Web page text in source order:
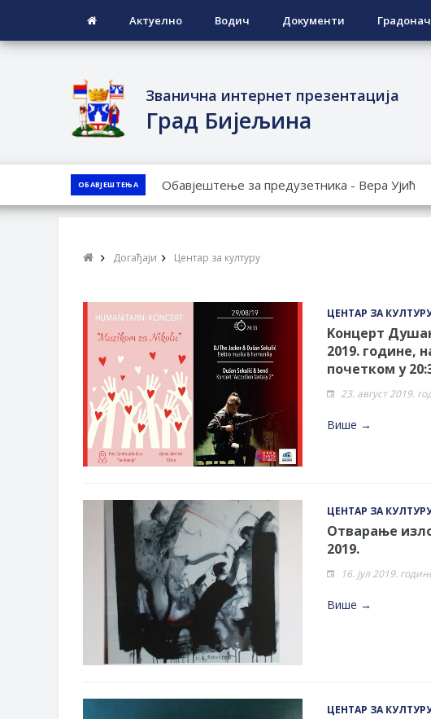
Актуелно Водич Документи
Званична интернет презентација
Град Бијељина
ОБАВЈЕШТЕЊА
ЈАВНИ ПОЗИВ ЗА ПРИЈАВУ НЕПРОПИСНОГ
ЈАВНИ КОНКУРС ЗА ДОДЈЕЛУ
ПРЕЛИМИНАРНA РАНГ ЛИСТA КАНДИДАТА
СОЦИЈАЛНЕ ПОТРЕБЕ
Oд 27. јула пријем захтјева за новчану
Обрасци захтјева за регресирано гориво
Захтјев за издавање ПОНОСНЕ КАРТИЦЕ
Обавјештење о забрани саобраћаја 6. и 7.
Обавјештење за предузетника - Вера Ујић
Догађаји Центар за културу
ЦЕНТАР ЗА
Kонцерт
2019. године,
почетком у
23. август 2019.
Више →
ЦЕНТАР ЗА
Отварање
2019.
16. јул 2019.
Више →
ЦЕНТАР ЗА